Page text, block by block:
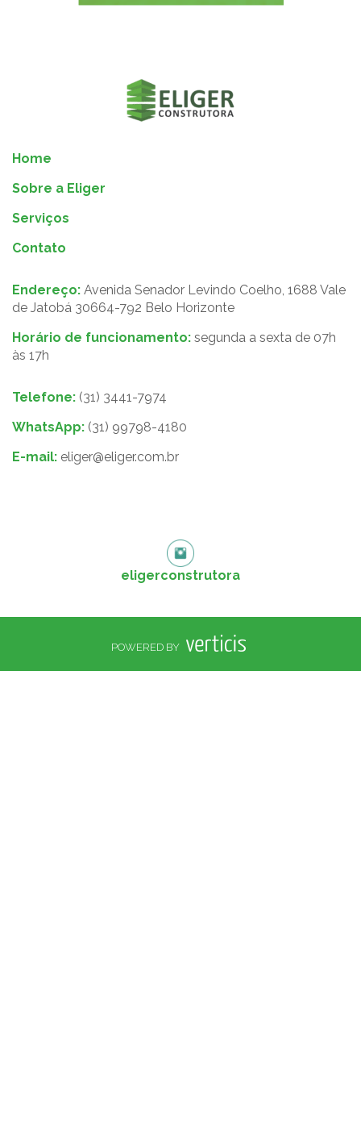
Home
Sobre a Eliger
Serviços
Contato
Endereço: Avenida Senador Levindo Coelho, 1688 Vale
de Jatobá 30664-792 Belo Horizonte
Horário de funcionamento: segunda a sexta de 07h
às 17h
Telefone: (31) 3441-7974
WhatsApp: (31) 99798-4180
E-mail: eliger@eliger.com.br
eligerconstrutora
POWERED BY